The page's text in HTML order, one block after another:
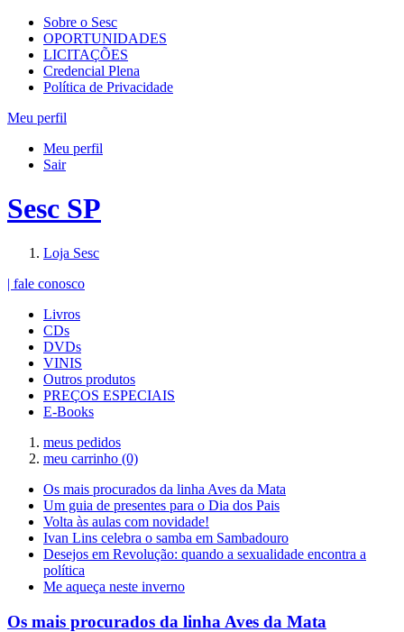
Sobre o Sesc
OPORTUNIDADES
LICITAÇÕES
Credencial Plena
Política de Privacidade
Meu perfil
Meu perfil
Sair
Sesc SP
Loja Sesc
| fale conosco
Livros
CDs
DVDs
VINIS
Outros produtos
PREÇOS ESPECIAIS
E-Books
meus pedidos
meu carrinho (0)
Os mais procurados da linha Aves da Mata
Um guia de presentes para o Dia dos Pais
Volta às aulas com novidade!
Ivan Lins celebra o samba em Sambadouro
Desejos em Revolução: quando a sexualidade encontra a
política
Me aqueça neste inverno
Os mais procurados da linha Aves da Mata